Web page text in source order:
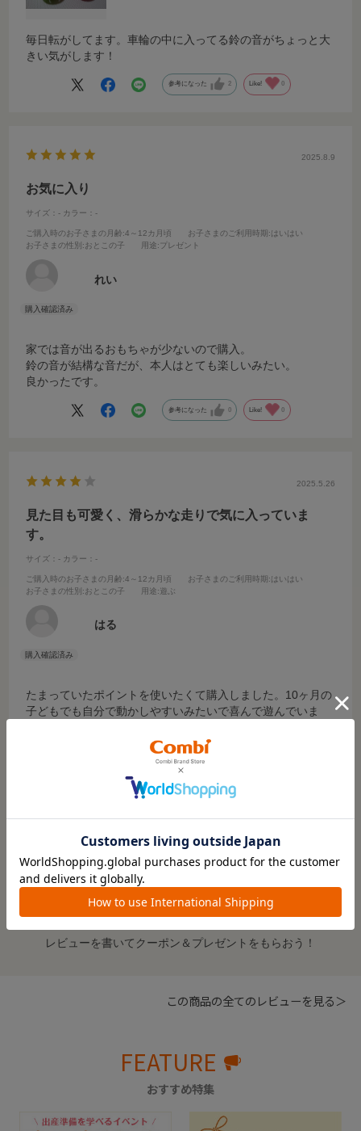
毎日転がしてます。車輪の中に入ってる鈴の音がちょっと大
きい気がします！
参考になった 2 Like! 0
2025.8.9
お気に入り
サイズ：- カラー：-
ご購入時のお子さまの月齢:4～12カ月頃 お子さまのご利用時期 :はいはい
お子さまの性別 :おとこの子 用途:プレゼント
れい
家では音が出るおもちゃが少ないので購入。
鈴の音が結構な音だが、本人はとても楽しいみたい。
良かったです。
参考になった 0 Like! 0
2025.5.26
見た目も可愛く、滑らかな走りで気に入っていま
す。
サイズ：- カラー：-
ご購入時のお子さまの月齢:4～12カ月頃 お子さまのご利用時期 :はいはい
お子さまの性別 :おとこの子 用途:遊ぶ
はる
たまっていたポイントを使いたくて購入しました。10ヶ月の
子どもでも自分で動かしやすいみたいで喜んで遊んでいま
参考になった
絞り込み
※レビューを書くにはログインが必要です。
レビューを書いてクーポン＆プレゼントをもらおう！
この商品の全てのレビューを見る＞
FEATURE
おすすめ特集